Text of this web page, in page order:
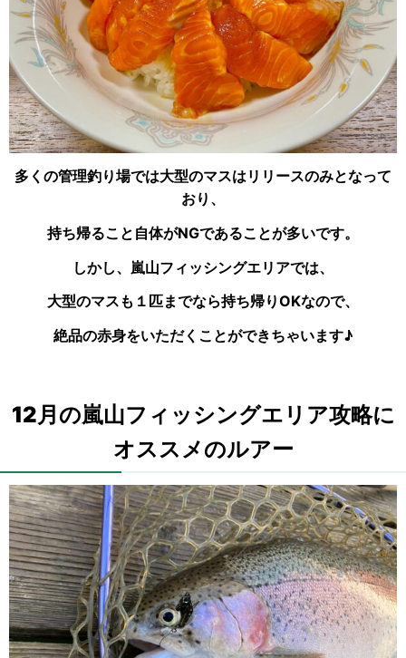
多くの管理釣り場では大型のマスはリリースのみとなって
おり、
持ち帰ること自体がNGであることが多いです。
しかし、嵐山フィッシングエリアでは、
大型のマスも１匹までなら持ち帰りOKなので、
絶品の赤身をいただくことができちゃいます♪
12月の嵐山フィッシングエリア攻略に
オススメのルアー